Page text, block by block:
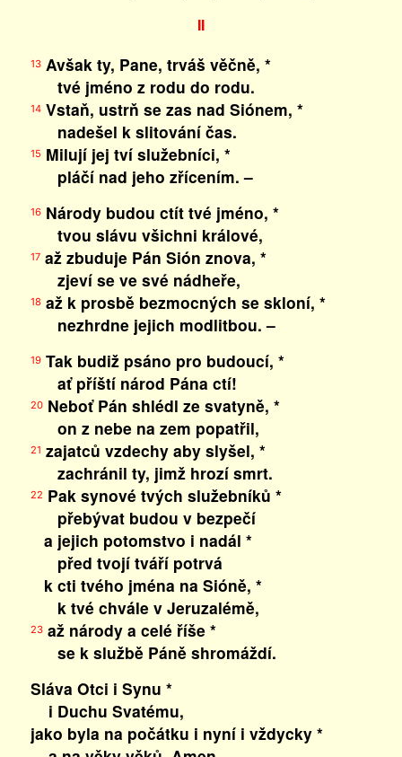
II
13Avšak ty, Pane, trváš věčně, *
tvé jméno z rodu do rodu.
14Vstaň, ustrň se zas nad Siónem, *
nadešel k slitování čas.
15 Milují jej tví služebníci, *
pláčí nad jeho zřícením. –
16Národy budou ctít tvé jméno, *
tvou slávu všichni králové,
17až zbuduje Pán Sión znova, *
zjeví se ve své nádheře,
18 až k prosbě bezmocných se skloní, *
nezhrdne jejich modlitbou. –
19Tak budiž psáno pro budoucí, *
ať příští národ Pána ctí!
20Neboť Pán shlédl ze svatyně, *
on z nebe na zem popatřil,
21 zajatců vzdechy aby slyšel, *
zachránil ty, jimž hrozí smrt.
22 Pak synové tvých služebníků *
přebývat budou v bezpečí
a jejich potomstvo i nadál *
před tvojí tváří potrvá
k cti tvého jména na Sióně, *
k tvé chvále v Jeruzalémě,
23až národy a celé říše *
se k službě Páně shromáždí.
Sláva Otci i Synu *
i Duchu Svatému,
jako byla na počátku i nyní i vždycky *